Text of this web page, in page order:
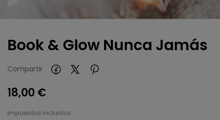
Book & Glow Nunca Jamás
Compartir
18,00 €
Impuestos incluidos